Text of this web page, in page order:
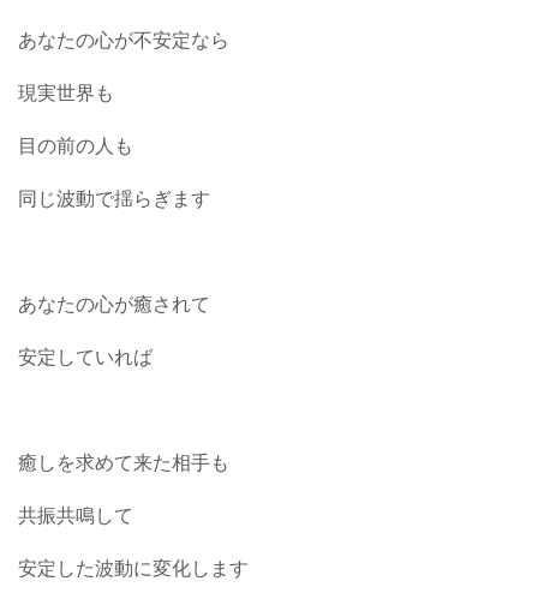
あなたの心が不安定なら
現実世界も
目の前の人も
同じ波動で揺らぎます
あなたの心が癒されて
安定していれば
癒しを求めて来た相手も
共振共鳴して
安定した波動に変化します